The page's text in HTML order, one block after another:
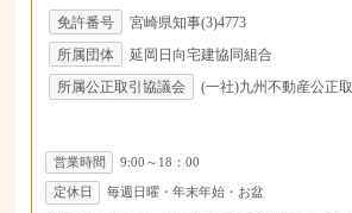
免許番号
宮崎県知事(3)4773
所属団体
延岡日向宅建協同組合
所属公正取引協議会
(一社)九州不動産公正
営業時間 9:00～18：00
定休日 毎週日曜・年末年始・お盆